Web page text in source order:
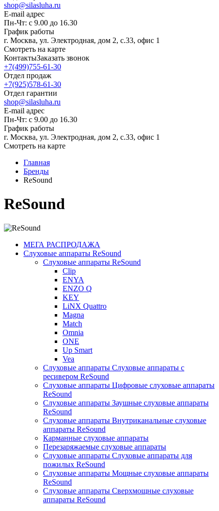
shop@silasluha.ru
E-mail адрес
Пн-Чт: с 9.00 до 16.30
График работы
г. Москва, ул. Электродная, дом 2, с.33, офис 1
Смотреть на карте
КонтактыЗаказать звонок
+7(499)755-61-30
Отдел продаж
+7(925)578-61-30
Отдел гарантии
shop@silasluha.ru
E-mail адрес
Пн-Чт: с 9.00 до 16.30
График работы
г. Москва, ул. Электродная, дом 2, с.33, офис 1
Смотреть на карте
Главная
Бренды
ReSound
ReSound
МЕГА РАСПРОДАЖА
Слуховые аппараты ReSound
Слуховые аппараты ReSound
Clip
ENYA
ENZO Q
KEY
LiNX Quattro
Magna
Match
Omnia
ONE
Up Smart
Vea
Слуховые аппараты Слуховые аппараты с
ресивером ReSound
Слуховые аппараты Цифровые слуховые аппараты
ReSound
Слуховые аппараты Заушные слуховые аппараты
ReSound
Слуховые аппараты Внутриканальные слуховые
аппараты ReSound
Карманные слуховые аппараты
Перезаряжаемые слуховые аппараты
Слуховые аппараты Слуховые аппараты для
пожилых ReSound
Слуховые аппараты Мощные слуховые аппараты
ReSound
Слуховые аппараты Сверхмощные слуховые
аппараты ReSound